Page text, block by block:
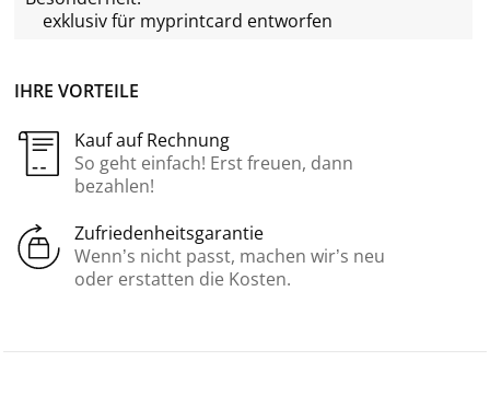
IHRE VORTEILE
Kauf auf Rechnung
So geht einfach! Erst freuen, dann
bezahlen!
Zufriedenheitsgarantie
Wenn’s nicht passt, machen wir’s neu
oder erstatten die Kosten.
exklusiv für myprintcard entworfen